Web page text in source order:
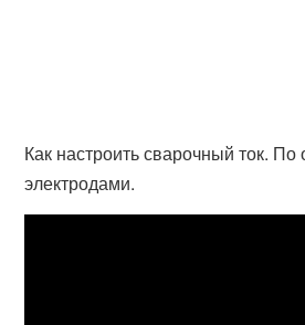
Как настроить сварочный ток.
электродами.